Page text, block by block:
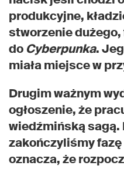
produkcyjne,
stworzenie
do Cyberpunka.
miała miejsce w
Drugim ważnym
ogłoszenie, że
wiedźmińską sagą.
zakończyliśmy
oznacza, że